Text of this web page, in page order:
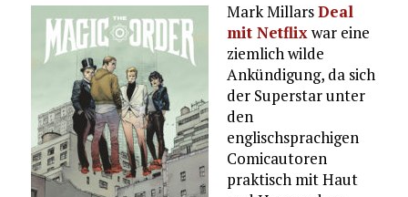
Mark MillarsDeal
mit Netflixwar eine
ziemlich wilde
Ankündigung, da sich
der Superstar unter
den
englischsprachigen
Comicautoren
praktisch mit Haut